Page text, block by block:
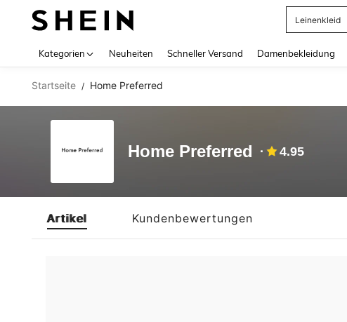
Leinenkleid
Kategorien Neuheiten Schneller Versand Damenbekleidung
Startseite / Home Preferred
Home Preferred 4.95
Artikel Kundenbewertungen